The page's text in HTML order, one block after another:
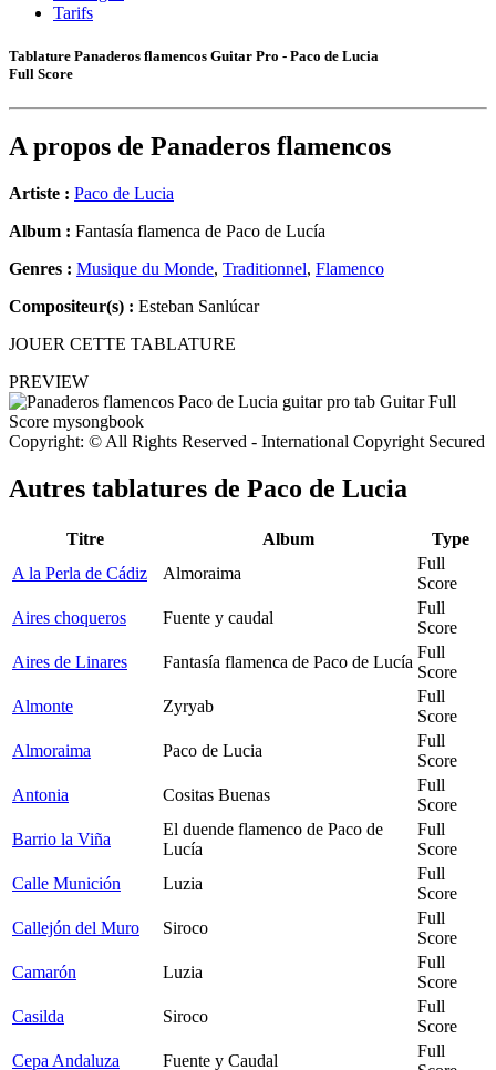
Tarifs
Tablature Panaderos flamencos Guitar Pro - Paco de Lucia
Full Score
A propos de Panaderos flamencos
Artiste : Paco de Lucia
Album : Fantasía flamenca de Paco de Lucía
Genres : Musique du Monde, Traditionnel, Flamenco
Compositeur(s) : Esteban Sanlúcar
JOUER CETTE TABLATURE
PREVIEW
Copyright: © All Rights Reserved - International Copyright Secured
Autres tablatures de Paco de Lucia
Titre Album
Type
A la Perla de Cádiz
Almoraima
Full
Score
Aires choqueros
Fuente y caudal
Full
Score
Aires de Linares
Fantasía flamenca de Paco de Lucía
Full
Score
Almonte
Zyryab
Full
Score
Almoraima
Paco de Lucia
Full
Score
Antonia
Cositas Buenas
Full
Score
Barrio la Viña
El duende flamenco de Paco de
Lucía
Full
Score
Calle Munición
Luzia
Full
Score
Callejón del Muro
Siroco
Full
Score
Camarón
Luzia
Full
Score
Casilda
Siroco
Full
Score
Cepa Andaluza
Fuente y Caudal
Full